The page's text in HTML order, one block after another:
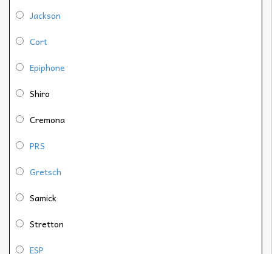
Jackson
Cort
Epiphone
Shiro
Cremona
PRS
Gretsch
Samick
Stretton
ESP